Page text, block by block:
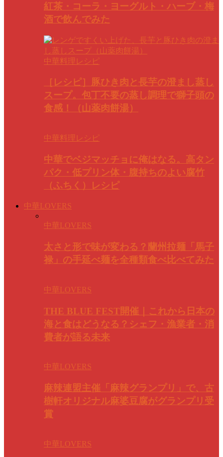
紅茶・コーラ・ヨーグルト・ハーブ・梅
酒で飲んでみた
中華料理レシピ
［レシピ］豚ひき肉と長芋の澄まし蒸し
スープ。包丁不要の蒸し調理で獅子頭の
食感！（山薬肉餅湯）
中華料理レシピ
中華でベジマッチョに俺はなる。高タン
パク・低プリン体・腹持ちのよい腐竹
（ふちく）レシピ
中華LOVERS
中華LOVERS
太さと形で味が変わる？蘭州拉麺「馬子
禄」の手延べ麺を全種類食べ比べてみた
中華LOVERS
THE BLUE FEST開催｜これから日本の
海と食はどうなる？シェフ・漁業者・消
費者が語る未来
中華LOVERS
麻辣連盟主催「麻辣グランプリ」で、古
樹軒オリジナル麻婆豆腐がグランプリ受
賞
中華LOVERS